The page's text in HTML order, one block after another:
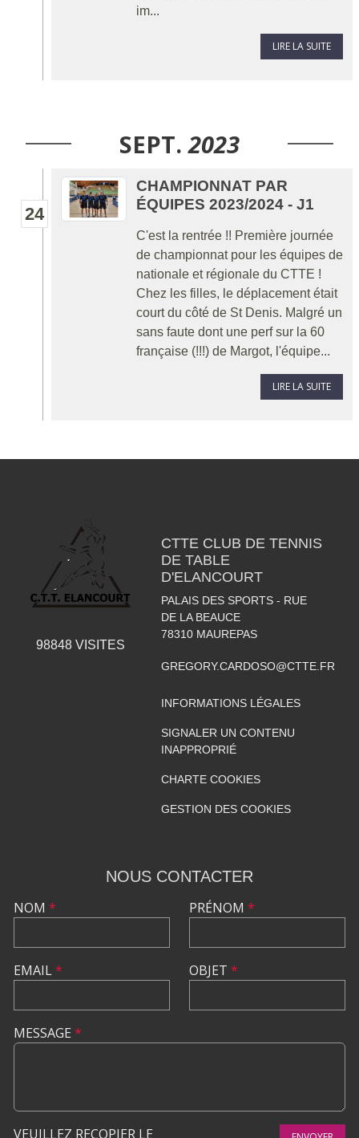
im...
LIRE LA SUITE
SEPT. 2023
24
CHAMPIONNAT PAR
ÉQUIPES 2023/2024 - J1
C'est la rentrée !! Première journée
de championnat pour les équipes de
nationale et régionale du CTTE !
Chez les filles, le déplacement était
court du côté de St Denis. Malgré un
sans faute dont une perf sur la 60
française (!!!) de Margot, l'équipe...
LIRE LA SUITE
98848VISITES
CTTE CLUB DE TENNIS
DE TABLE
D'ELANCOURT
PALAIS DES SPORTS - RUE
DE LA BEAUCE
78310 MAUREPAS
GREGORY.CARDOSO@CTTE.FR
INFORMATIONS LÉGALES
SIGNALER UN CONTENU
INAPPROPRIÉ
CHARTE COOKIES
GESTION DES COOKIES
NOUS CONTACTER
NOM *
EMAIL*
PRÉNOM *
OBJET *
MESSAGE *
VEUILLEZ RECOPIER LE